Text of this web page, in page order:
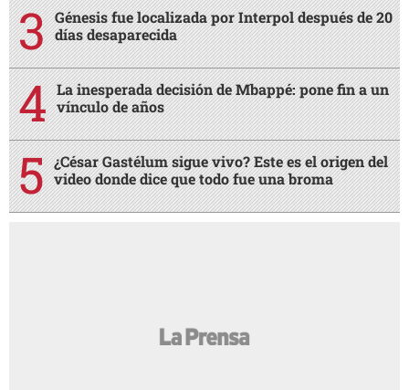
Génesis fue localizada por Interpol después de 20
días desaparecida
La inesperada decisión de Mbappé: pone fin a un
vínculo de años
¿César Gastélum sigue vivo? Este es el origen del
video donde dice que todo fue una broma